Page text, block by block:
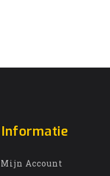
Informatie
Mijn Account